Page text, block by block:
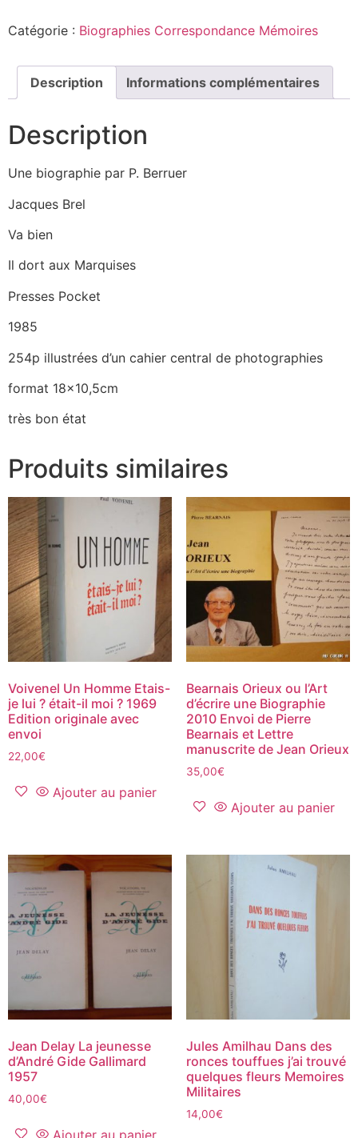
Catégorie : Biographies Correspondance Mémoires
Description Informations complémentaires
Description
Une biographie par P. Berruer
Jacques Brel
Va bien
Il dort aux Marquises
Presses Pocket
1985
254p illustrées d’un cahier central de photographies
format 18×10,5cm
très bon état
Produits similaires
Voivenel Un Homme Etais-
je lui ? était-il moi ? 1969
Edition originale avec
envoi
22,00€
Ajouter au panier
Bearnais Orieux ou l’Art
d’écrire une Biographie
2010 Envoi de Pierre
Bearnais et Lettre
manuscrite de Jean Orieux
35,00€
Ajouter au panier
Jean Delay La jeunesse
d’André Gide Gallimard
1957
40,00€
Ajouter au panier
Jules Amilhau Dans des
ronces touffues j’ai trouvé
quelques fleurs Memoires
Militaires
14,00€